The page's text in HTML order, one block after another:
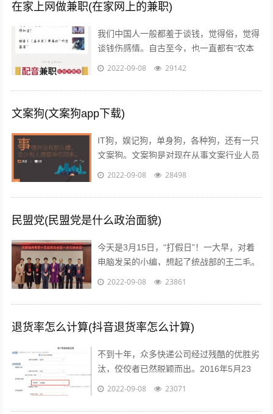
在家上网做兼职(在家网上的兼职)
我们中国人一般都羞于谈钱，觉得俗，觉得
谈钱伤感情。自古至今，也一直都有“农本
商末”“学而优则仕”的思想传统。已经开始做
2022-09-08 29142
文案狗(文案狗app下载)
IT狗，娱记狗，单身狗，各种狗，还有一只
文案狗。文案狗是对现在从事文案行业人员
的统称，白天看案例写文案，晚上看稿子改
2022-09-08 28498
民盟党(民盟党是什么政治面貌)
今天是3月15日，“打假日”！一大早，对着
电脑发呆的小编，想起了统战部的王二毛。
有一天，王二毛吃完饭遛弯遇见隔壁王阿
2022-09-08 23861
退货率怎么计算(抖音退货率怎么计算)
不到十年，众多快递公司经过残酷的优胜劣
汰，佼佼者已然脱颖而出。2016年5月23
日，鼎泰新材（002352.SZ)披露了“重大资
2022-09-08 23071